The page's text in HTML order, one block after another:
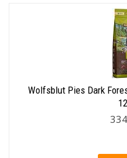
Wolfsblut Pies Dark